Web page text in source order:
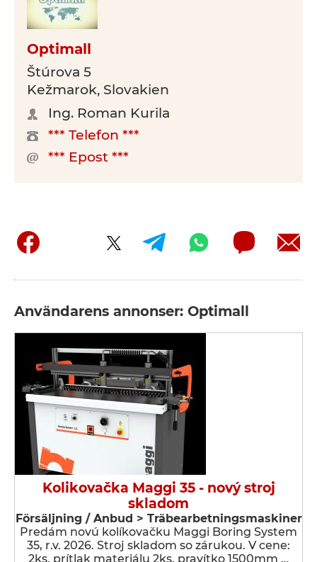
Optimall
Štúrova 5
Kežmarok, Slovakien
Ing. Roman Kurila
*** Telefon ***
*** Epost ***
Användarens annonser: Optimall
Kolikovačka Maggi 35 - nový stroj
skladom
Försäljning / Anbud > Träbearbetningsmaskiner
Predám novú kolíkovačku Maggi Boring System
35, r.v. 2026. Stroj skladom so zárukou. V cene:
2ks. prítlak materiálu 2ks. pravítko 1500mm …